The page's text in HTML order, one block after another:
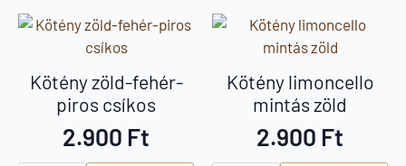
Kötény zöld-fehér-
piros csíkos
2.900 Ft
Kötény limoncello
mintás zöld
2.900 Ft